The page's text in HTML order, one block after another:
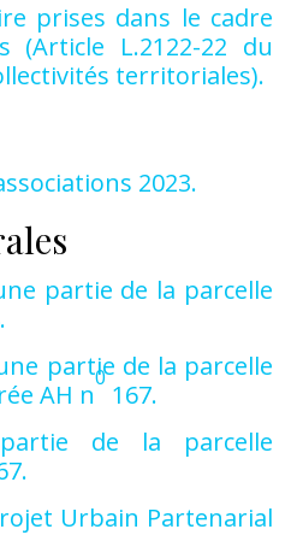
prises dans le cadre
(Article L.2122-22 du
territoriales).
2023.
partie de la parcelle
partie de la parcelle
AH n
0
167.
de la parcelle
Urbain Partenarial